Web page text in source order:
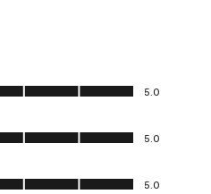
of 5
5.0
5
5.0
5.0